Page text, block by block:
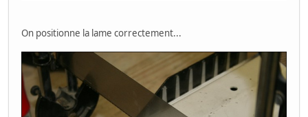
On positionne la lame correctement...